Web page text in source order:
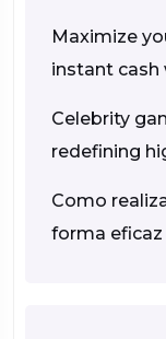
Maximize
instant cash
Celebrity
redefining
Como
forma